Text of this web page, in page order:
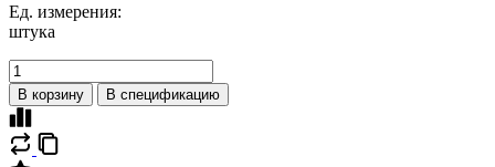
Ед. измерения:
штука
В корзину В спецификацию